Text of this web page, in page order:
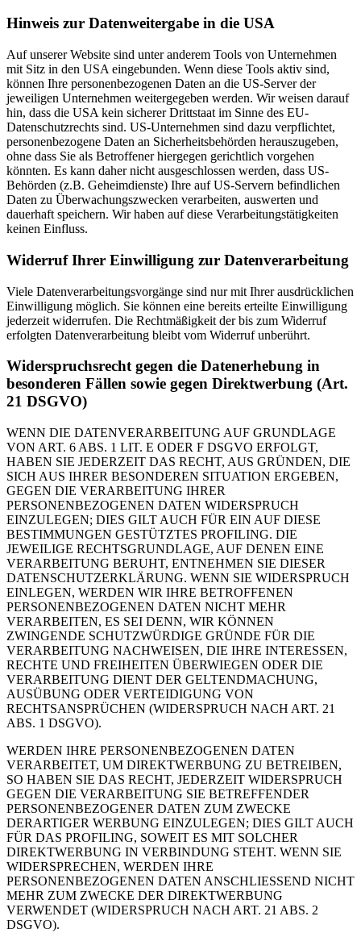
Hinweis zur Datenweitergabe in die USA
Auf unserer Website sind unter anderem Tools von Unternehmen
mit Sitz in den USA eingebunden. Wenn diese Tools aktiv sind,
können Ihre personenbezogenen Daten an die US-Server der
jeweiligen Unternehmen weitergegeben werden. Wir weisen darauf
hin, dass die USA kein sicherer Drittstaat im Sinne des EU-
Datenschutzrechts sind. US-Unternehmen sind dazu verpflichtet,
personenbezogene Daten an Sicherheitsbehörden herauszugeben,
ohne dass Sie als Betroffener hiergegen gerichtlich vorgehen
könnten. Es kann daher nicht ausgeschlossen werden, dass US-
Behörden (z.B. Geheimdienste) Ihre auf US-Servern befindlichen
Daten zu Überwachungszwecken verarbeiten, auswerten und
dauerhaft speichern. Wir haben auf diese Verarbeitungstätigkeiten
keinen Einfluss.
Widerruf Ihrer Einwilligung zur Datenverarbeitung
Viele Datenverarbeitungsvorgänge sind nur mit Ihrer ausdrücklichen
Einwilligung möglich. Sie können eine bereits erteilte Einwilligung
jederzeit widerrufen. Die Rechtmäßigkeit der bis zum Widerruf
erfolgten Datenverarbeitung bleibt vom Widerruf unberührt.
Widerspruchsrecht gegen die Datenerhebung in
besonderen Fällen sowie gegen Direktwerbung (Art.
21 DSGVO)
WENN DIE DATENVERARBEITUNG AUF GRUNDLAGE
VON ART. 6 ABS. 1 LIT. E ODER F DSGVO ERFOLGT,
HABEN SIE JEDERZEIT DAS RECHT, AUS GRÜNDEN, DIE
SICH AUS IHRER BESONDEREN SITUATION ERGEBEN,
GEGEN DIE VERARBEITUNG IHRER
PERSONENBEZOGENEN DATEN WIDERSPRUCH
EINZULEGEN; DIES GILT AUCH FÜR EIN AUF DIESE
BESTIMMUNGEN GESTÜTZTES PROFILING. DIE
JEWEILIGE RECHTSGRUNDLAGE, AUF DENEN EINE
VERARBEITUNG BERUHT, ENTNEHMEN SIE DIESER
DATENSCHUTZERKLÄRUNG. WENN SIE WIDERSPRUCH
EINLEGEN, WERDEN WIR IHRE BETROFFENEN
PERSONENBEZOGENEN DATEN NICHT MEHR
VERARBEITEN, ES SEI DENN, WIR KÖNNEN
ZWINGENDE SCHUTZWÜRDIGE GRÜNDE FÜR DIE
VERARBEITUNG NACHWEISEN, DIE IHRE INTERESSEN,
RECHTE UND FREIHEITEN ÜBERWIEGEN ODER DIE
VERARBEITUNG DIENT DER GELTENDMACHUNG,
AUSÜBUNG ODER VERTEIDIGUNG VON
RECHTSANSPRÜCHEN (WIDERSPRUCH NACH ART. 21
ABS. 1 DSGVO).
WERDEN IHRE PERSONENBEZOGENEN DATEN
VERARBEITET, UM DIREKTWERBUNG ZU BETREIBEN,
SO HABEN SIE DAS RECHT, JEDERZEIT WIDERSPRUCH
GEGEN DIE VERARBEITUNG SIE BETREFFENDER
PERSONENBEZOGENER DATEN ZUM ZWECKE
DERARTIGER WERBUNG EINZULEGEN; DIES GILT AUCH
FÜR DAS PROFILING, SOWEIT ES MIT SOLCHER
DIREKTWERBUNG IN VERBINDUNG STEHT. WENN SIE
WIDERSPRECHEN, WERDEN IHRE
PERSONENBEZOGENEN DATEN ANSCHLIESSEND NICHT
MEHR ZUM ZWECKE DER DIREKTWERBUNG
VERWENDET (WIDERSPRUCH NACH ART. 21 ABS. 2
DSGVO).